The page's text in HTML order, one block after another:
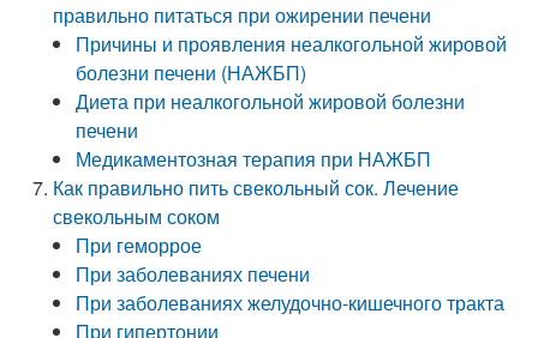
правильно питаться при ожирении печени
Причины и проявления неалкогольной жировой
болезни печени (НАЖБП)
Диета при неалкогольной жировой болезни
печени
Медикаментозная терапия при НАЖБП
Как правильно пить свекольный сок. Лечение
свекольным соком
При геморрое
При заболеваниях печени
При заболеваниях желудочно-кишечного тракта
При гипертонии